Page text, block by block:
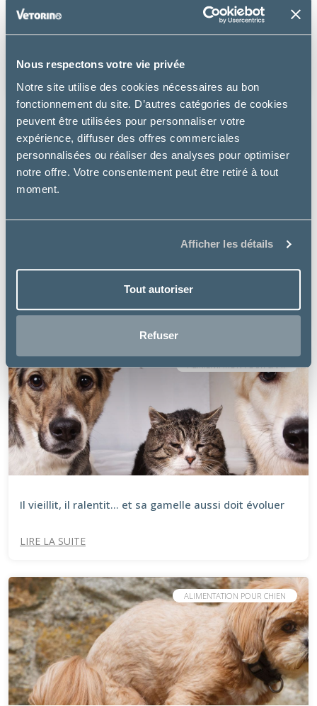
Nous respectons votre vie privée
Notre site utilise des cookies nécessaires au bon
fonctionnement du site. D’autres catégories de cookies
peuvent être utilisées pour personnaliser votre
expérience, diffuser des offres commerciales
personnalisées ou réaliser des analyses pour optimiser
notre offre. Votre consentement peut être retiré à tout
moment.
Afficher les détails
Tout autoriser
Refuser
Couper les griffes de son chat : bonne ou mauvaise
LIRE LA SUITE
ALIMENTATION POUR CHIEN
Gestion du Poids chez les Chiens : Nos solutions !
LIRE LA SUITE
ALIMENTATION POUR CHAT
Il vieillit, il ralentit… et sa gamelle aussi doit évoluer
LIRE LA SUITE
ALIMENTATION POUR CHIEN